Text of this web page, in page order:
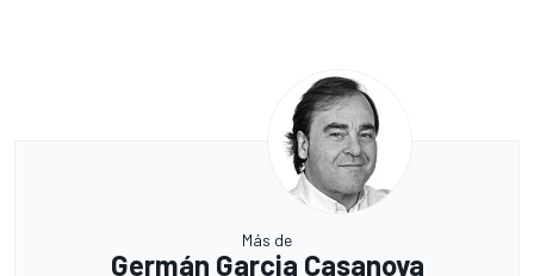
Más de
Germán Garcia Casanova